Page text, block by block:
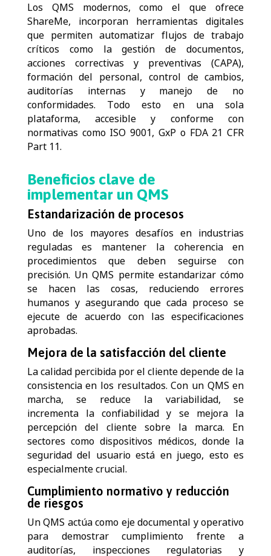
Los QMS modernos, como el que ofrece
ShareMe, incorporan herramientas digitales
que permiten automatizar flujos de trabajo
críticos como la gestión de documentos,
acciones correctivas y preventivas (CAPA),
formación del personal, control de cambios,
auditorías internas y manejo de no
conformidades. Todo esto en una sola
plataforma, accesible y conforme con
normativas como ISO 9001, GxP o FDA 21 CFR
Part 11.
Beneficios clave de
implementar un QMS
Estandarización de procesos
Uno de los mayores desafíos en industrias
reguladas es mantener la coherencia en
procedimientos que deben seguirse con
precisión. Un QMS permite estandarizar cómo
se hacen las cosas, reduciendo errores
humanos y asegurando que cada proceso se
ejecute de acuerdo con las especificaciones
aprobadas.
Mejora de la satisfacción del cliente
La calidad percibida por el cliente depende de la
consistencia en los resultados. Con un QMS en
marcha, se reduce la variabilidad, se
incrementa la confiabilidad y se mejora la
percepción del cliente sobre la marca. En
sectores como dispositivos médicos, donde la
seguridad del usuario está en juego, esto es
especialmente crucial.
Cumplimiento normativo y reducción
de riesgos
Un QMS actúa como eje documental y operativo
para demostrar cumplimiento frente a
auditorías, inspecciones regulatorias y